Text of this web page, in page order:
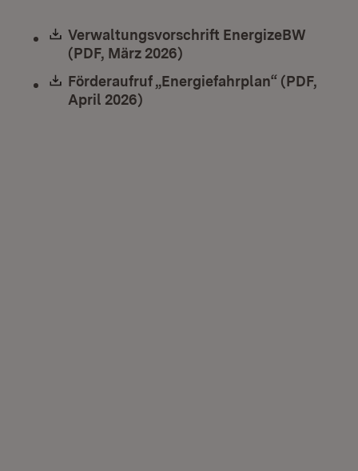
Download:
Verwaltungsvorschrift EnergizeBW
(PDF, März 2026)
Download:
Förderaufruf „Energiefahrplan“ (PDF,
April 2026)